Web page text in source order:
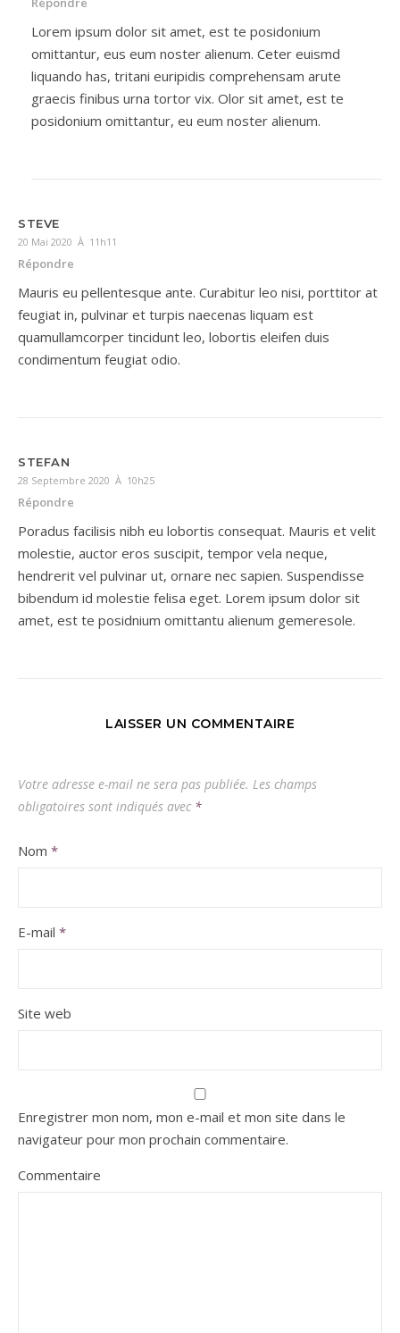
Lorem ipsum dolor sit amet, est te posidonium
omittantur, eus eum noster alienum. Ceter euismd
liquando has, tritani euripidis comprehensam arute
graecis finibus urna tortor vix. Olor sit amet, est te
posidonium omittantur, eu eum noster alienum.
STEVE
20 Mai 2020 À 11h11
Répondre
Mauris eu pellentesque ante. Curabitur leo nisi, porttitor at
feugiat in, pulvinar et turpis naecenas liquam est
quamullamcorper tincidunt leo, lobortis eleifen duis
condimentum feugiat odio.
STEFAN
28 Septembre 2020 À 10h25
Répondre
Poradus facilisis nibh eu lobortis consequat. Mauris et velit
molestie, auctor eros suscipit, tempor vela neque,
hendrerit vel pulvinar ut, ornare nec sapien. Suspendisse
bibendum id molestie felisa eget. Lorem ipsum dolor sit
amet, est te posidnium omittantu alienum gemeresole.
LAISSER UN COMMENTAIRE
Votre adresse e-mail ne sera pas publiée. Les champs
obligatoires sont indiqués avec *
Nom *
E-mail *
Site web
Enregistrer mon nom, mon e-mail et mon site dans le
navigateur pour mon prochain commentaire.
Commentaire